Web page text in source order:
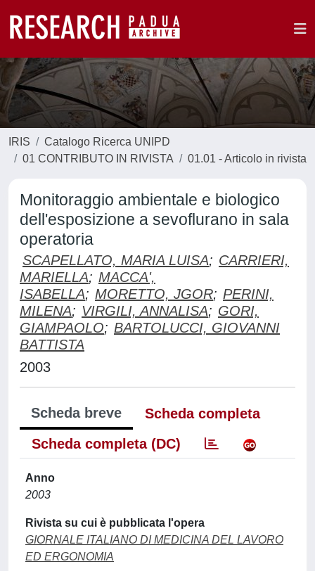
IRIS
Catalogo Ricerca UNIPD
01 CONTRIBUTO IN RIVISTA
01.01 - Articolo in rivista
Monitoraggio ambientale e biologico
dell'esposizione a sevoflurano in sala
operatoria
SCAPELLATO, MARIA LUISA; CARRIERI,
MARIELLA; MACCA',
ISABELLA; MORETTO, JGOR; PERINI,
MILENA; VIRGILI, ANNALISA; GORI,
GIAMPAOLO; BARTOLUCCI, GIOVANNI
BATTISTA
2003
Scheda breve
Scheda completa
Scheda completa (DC)
Anno
2003
Rivista su cui è pubblicata l'opera
GIORNALE ITALIANO DI MEDICINA DEL LAVORO
ED ERGONOMIA